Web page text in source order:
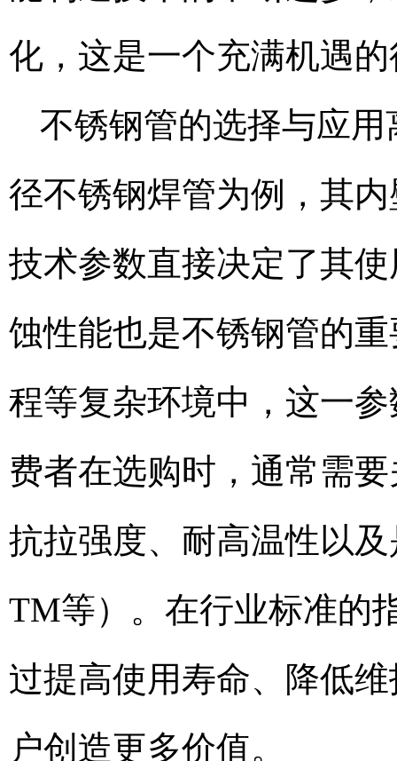
化，这是一个充满机遇
不锈钢管的选择与应
径不锈钢焊管为例，其
技术参数直接决定了其
蚀性能也是不锈钢管的
程等复杂环境中，这一
费者在选购时，通常需
抗拉强度、耐高温性以
TM等）。在行业标准的
过提高使用寿命、降低
户创造更多价值。